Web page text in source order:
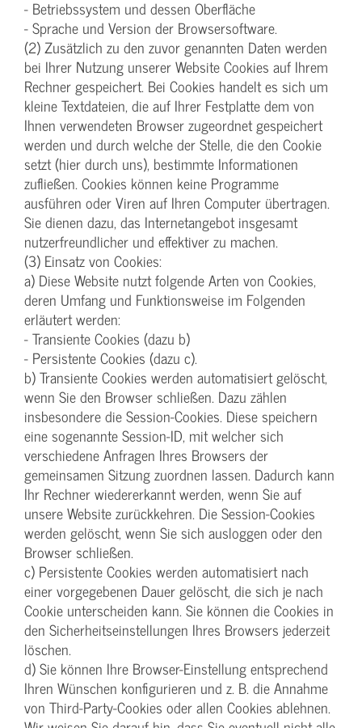
- Betriebssystem und dessen Oberfläche
- Sprache und Version der Browsersoftware.
(2) Zusätzlich zu den zuvor genannten Daten werden
bei Ihrer Nutzung unserer Website Cookies auf Ihrem
Rechner gespeichert. Bei Cookies handelt es sich um
kleine Textdateien, die auf Ihrer Festplatte dem von
Ihnen verwendeten Browser zugeordnet gespeichert
werden und durch welche der Stelle, die den Cookie
setzt (hier durch uns), bestimmte Informationen
zufließen. Cookies können keine Programme
ausführen oder Viren auf Ihren Computer übertragen.
Sie dienen dazu, das Internetangebot insgesamt
nutzerfreundlicher und effektiver zu machen.
(3) Einsatz von Cookies:
a) Diese Website nutzt folgende Arten von Cookies,
deren Umfang und Funktionsweise im Folgenden
erläutert werden:
- Transiente Cookies (dazu b)
- Persistente Cookies (dazu c).
b) Transiente Cookies werden automatisiert gelöscht,
wenn Sie den Browser schließen. Dazu zählen
insbesondere die Session-Cookies. Diese speichern
eine sogenannte Session-ID, mit welcher sich
verschiedene Anfragen Ihres Browsers der
gemeinsamen Sitzung zuordnen lassen. Dadurch kann
Ihr Rechner wiedererkannt werden, wenn Sie auf
unsere Website zurückkehren. Die Session-Cookies
werden gelöscht, wenn Sie sich ausloggen oder den
Browser schließen.
c) Persistente Cookies werden automatisiert nach
einer vorgegebenen Dauer gelöscht, die sich je nach
Cookie unterscheiden kann. Sie können die Cookies in
den Sicherheitseinstellungen Ihres Browsers jederzeit
löschen.
d) Sie können Ihre Browser-Einstellung entsprechend
Ihren Wünschen konfigurieren und z. B. die Annahme
von Third-Party-Cookies oder allen Cookies ablehnen.